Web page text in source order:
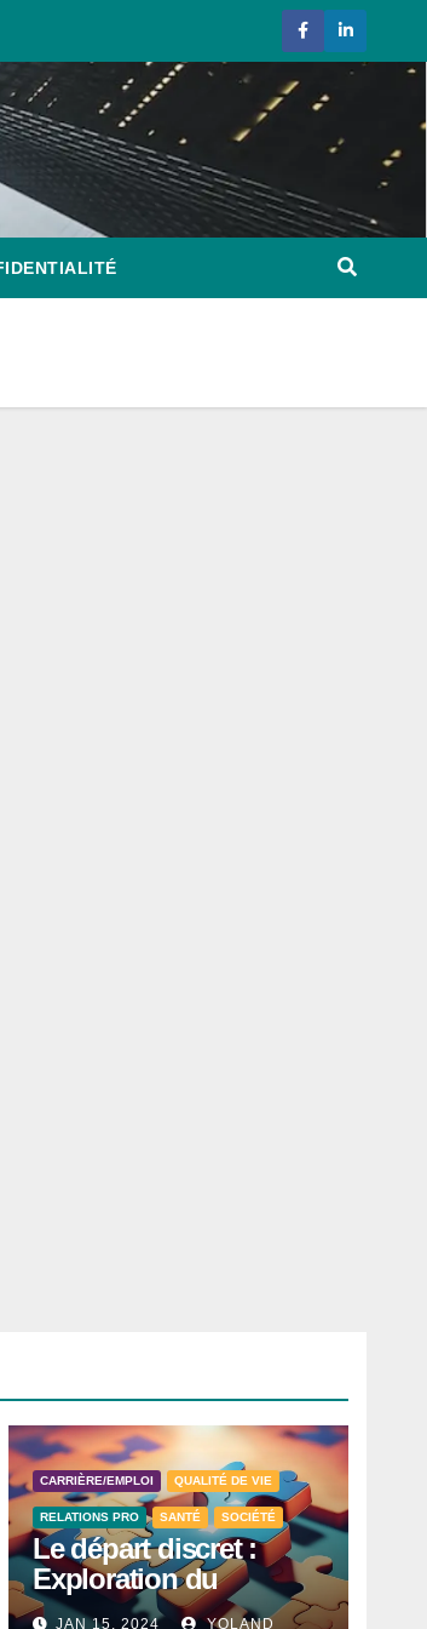
CARRIÈRE/EMPLOI QUALITÉ DE VIE
RELATIONS PRO SANTÉ SOCIÉTÉ
Le départ discret :
Exploration du
phénomène du « Quiet
JAN 15, 2024 YOLAND